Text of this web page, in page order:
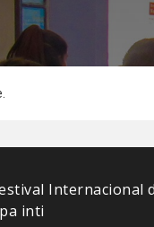
Internacional
inti